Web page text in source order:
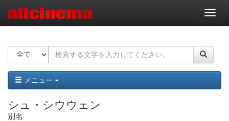
ナ
ビ
ー
ョ
ン
メニュー
シュ・シウウェン
別名